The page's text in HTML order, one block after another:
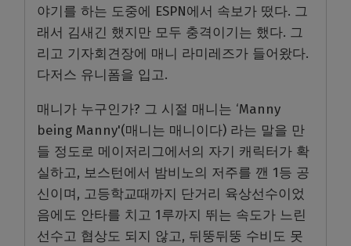
야기를 하는 도중에 ESPN에서 속보가 떴다. 그
래서 김새긴 했지만 모두 충격이기는 했다. 그
리고 기자회견장에 매니 라미레즈가 들어왔다.
다저스 유니폼을 입고.
매니가 누구인가? 그 시절 매니는 ‘Manny
being Manny'(매니는 매니이다) 라는 말을 만
들 정도로 메이저리그에서의 자기 캐릭터가 확
실하고, 보스턴에서 밤비노의 저주를 깬 1등 공
신이며, 고등학교때까지 단거리 육상선수이었
음에도 안타를 치고 1루까지 뛰는 속도가 느린
선수고 협상도 되지 않고, 뒤뚱뒤뚱 수비도 못